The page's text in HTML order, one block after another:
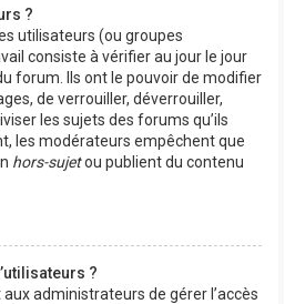
?
utilisateurs (ou groupes
consiste à vérifier au jour le jour
forum. Ils ont le pouvoir de modifier
de verrouiller, déverrouiller,
les sujets des forums qu’ils
les modérateurs empêchent que
hors-sujetou publient du contenu
?
administrateurs de gérer l’accès